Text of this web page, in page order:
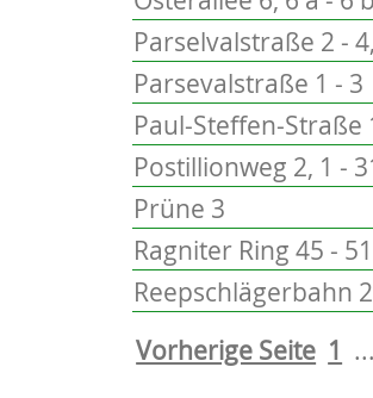
Parselvalstraße 2 -
Parsevalstraße 1 - 3
Paul-Steffen-Straße
Postillionweg 2, 1 -
Prüne 3
Ragniter Ring 45 - 51
Reepschlägerbahn 2
Vorherige Seite 1 ...